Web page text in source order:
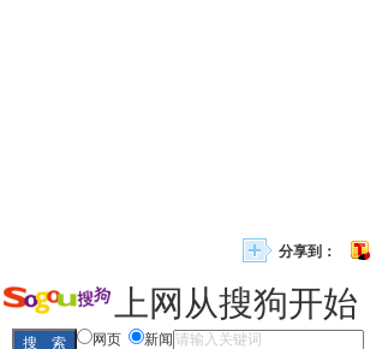
分享到：
上网从搜狗开始
网页 新闻